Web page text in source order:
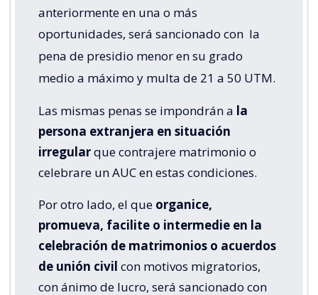
anteriormente en una o más
oportunidades, será sancionado con la
pena de presidio menor en su grado
medio a máximo y multa de 21 a 50 UTM.
Las mismas penas se impondrán a la
persona extranjera en situación
irregularque contrajere matrimonio o
celebrare un AUC en estas condiciones.
Por otro lado, el que organice,
promueva, facilite o intermedie en la
celebración de matrimonios o acuerdos
de unión civil con motivos migratorios,
con ánimo de lucro, será sancionado con